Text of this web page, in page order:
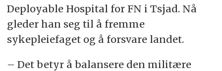
Deployable Hospital for FN i Tsjad. Nå
gleder han seg til å fremme
sykepleiefaget og å forsvare landet.
– Det betyr å balansere den militære